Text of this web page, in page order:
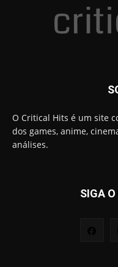
O Critical Hits é um site
dos games, anime,
análises.
SIGA